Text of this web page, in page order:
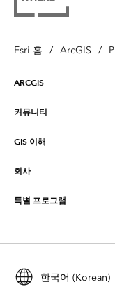
Esri 홈 / ArcGIS /
ARCGIS
ArcGIS Overview
Developer Technology
커뮤니티
Esri 커뮤니티
ArcGIS Blog
사용자 리서치 및 테스트
Esri Young Professionals
GIS 이해
GIS란?
로케이션 인텔리전스
ArcUser
회사
Esri 정보
채용
특별 프로그램
ArcGIS for Student Use
한국어 (Korean)